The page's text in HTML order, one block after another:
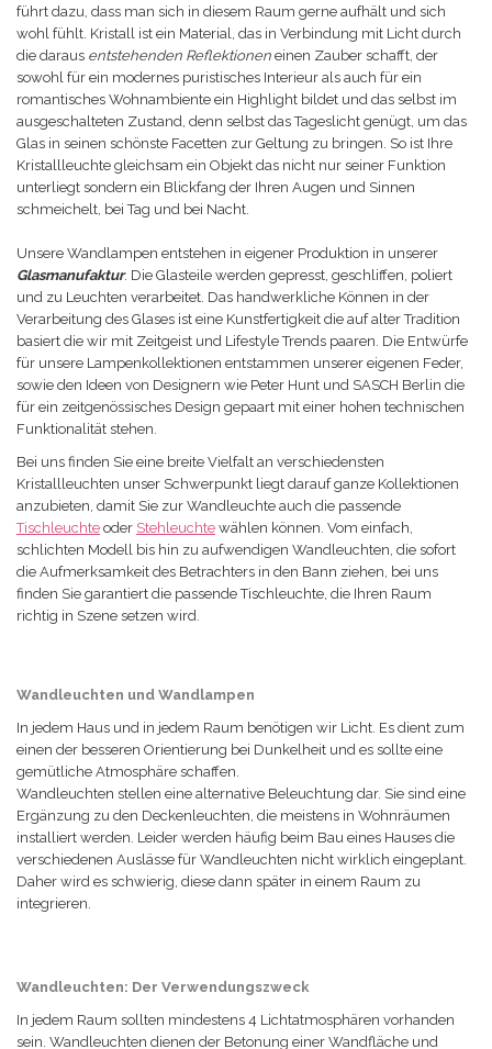
führt dazu, dass man sich in diesem Raum gerne aufhält und sich
wohl fühlt. Kristall ist ein Material, das in Verbindung mit Licht durch
die daraus entstehenden Reflektionen einen Zauber schafft, der
sowohl für ein modernes puristisches Interieur als auch für ein
romantisches Wohnambiente ein Highlight bildet und das selbst im
ausgeschalteten Zustand, denn selbst das Tageslicht genügt, um das
Glas in seinen schönste Facetten zur Geltung zu bringen. So ist Ihre
Kristallleuchte gleichsam ein Objekt das nicht nur seiner Funktion
unterliegt sondern ein Blickfang der Ihren Augen und Sinnen
schmeichelt, bei Tag und bei Nacht.
Unsere Wandlampen entstehen in eigener Produktion in unserer
Glasmanufaktur. Die Glasteile werden gepresst, geschliffen, poliert
und zu Leuchten verarbeitet. Das handwerkliche Können in der
Verarbeitung des Glases ist eine Kunstfertigkeit die auf alter Tradition
basiert die wir mit Zeitgeist und Lifestyle Trends paaren. Die Entwürfe
für unsere Lampenkollektionen entstammen unserer eigenen Feder,
sowie den Ideen von Designern wie Peter Hunt und SASCH Berlin die
für ein zeitgenössisches Design gepaart mit einer hohen technischen
Funktionalität stehen.
Bei uns finden Sie eine breite Vielfalt an verschiedensten
Kristallleuchten unser Schwerpunkt liegt darauf ganze Kollektionen
anzubieten, damit Sie zur Wandleuchte auch die passende
Tischleuchte oder Stehleuchte wählen können. Vom einfach,
schlichten Modell bis hin zu aufwendigen Wandleuchten, die sofort
die Aufmerksamkeit des Betrachters in den Bann ziehen, bei uns
finden Sie garantiert die passende Tischleuchte, die Ihren Raum
richtig in Szene setzen wird.
Wandleuchten und Wandlampen
In jedem Haus und in jedem Raum benötigen wir Licht. Es dient zum
einen der besseren Orientierung bei Dunkelheit und es sollte eine
gemütliche Atmosphäre schaffen.
Wandleuchten stellen eine alternative Beleuchtung dar. Sie sind eine
Ergänzung zu den Deckenleuchten, die meistens in Wohnräumen
installiert werden. Leider werden häufig beim Bau eines Hauses die
verschiedenen Auslässe für Wandleuchten nicht wirklich eingeplant.
Daher wird es schwierig, diese dann später in einem Raum zu
integrieren.
Wandleuchten: Der Verwendungszweck
In jedem Raum sollten mindestens 4 Lichtatmosphären vorhanden
sein. Wandleuchten dienen der Betonung einer Wandfläche und